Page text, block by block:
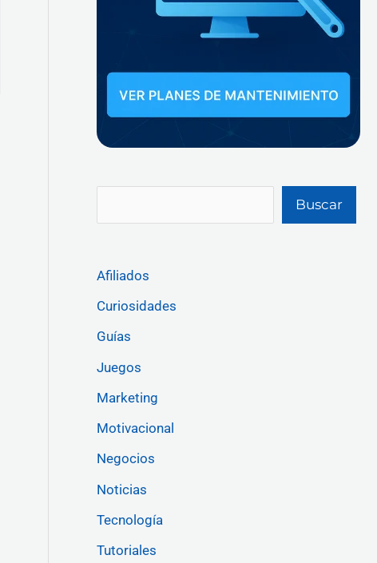
Buscar
Afiliados
Curiosidades
Guías
Juegos
Marketing
Motivacional
Negocios
Noticias
Tecnología
Tutoriales